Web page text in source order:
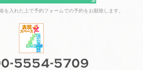
を入れた上で予約フォームでの予約をお願致します。